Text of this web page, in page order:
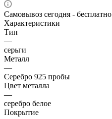
Самовывоз сегодня - бесплатно
Характеристики
Тип
—
серьги
Металл
—
Серебро 925 пробы
Цвет металла
—
серебро белое
Покрытие